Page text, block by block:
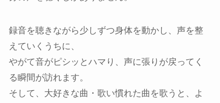
録音を聴きながら少しずつ身体を動かし、声を整
えていくうちに、
やがて音がピシッとハマり、声に張りが戻ってく
る瞬間が訪れます。
そして、大好きな曲・歌い慣れた曲を歌うと、よ